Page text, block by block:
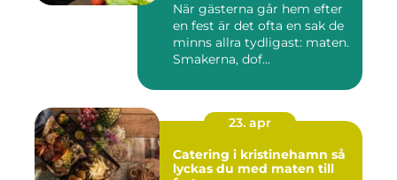
När gästerna går hem efter
en fest är det ofta en sak de
minns allra tydligast: maten.
Smakerna, dof...
23. apr
Catering i kristinehamn så
lyckas du med maten till